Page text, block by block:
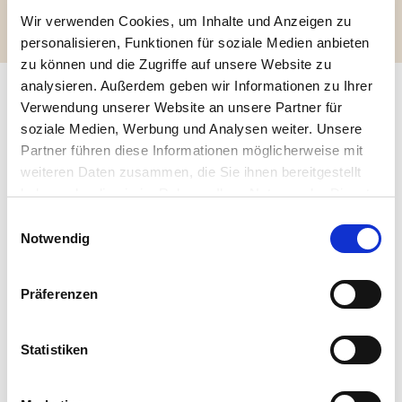
Wir verwenden Cookies, um Inhalte und Anzeigen zu
personalisieren, Funktionen für soziale Medien anbieten
zu können und die Zugriffe auf unsere Website zu
analysieren. Außerdem geben wir Informationen zu Ihrer
Verwendung unserer Website an unsere Partner für
soziale Medien, Werbung und Analysen weiter. Unsere
Partner führen diese Informationen möglicherweise mit
weiteren Daten zusammen, die Sie ihnen bereitgestellt
haben oder die sie im Rahmen Ihrer Nutzung der Dienste
Cookies, wenn Sie unsere Webseite weiterhin nutzen.
Notwendig
Präferenzen
Statistiken
Weitere Beiträge
Rezepte